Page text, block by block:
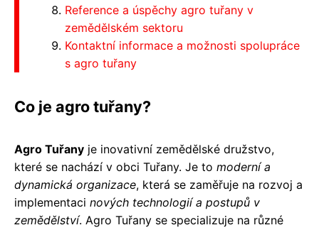
Reference a úspěchy agro tuřany v
zemědělském sektoru
Kontaktní informace a možnosti spolupráce
s agro tuřany
Co je agro tuřany?
Agro Tuřany je inovativní zemědělské družstvo,
které se nachází v obci Tuřany. Je to moderní a
dynamická organizace, která se zaměřuje na rozvoj a
implementaci nových technologií a postupů v
zemědělství. Agro Tuřany se specializuje na různé